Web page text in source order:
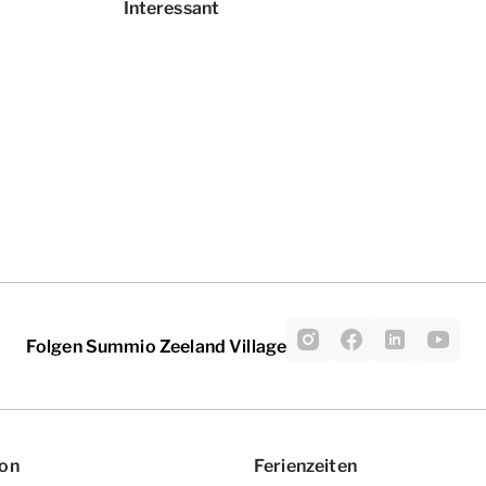
Interessant
Folgen Summio Zeeland Village
Ferienzeiten